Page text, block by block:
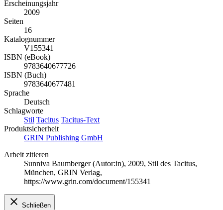
Erscheinungsjahr
2009
Seiten
16
Katalognummer
V155341
ISBN (eBook)
9783640677726
ISBN (Buch)
9783640677481
Sprache
Deutsch
Schlagworte
Stil Tacitus Tacitus-Text
Produktsicherheit
GRIN Publishing GmbH
Arbeit zitieren
Sunniva Baumberger (Autor:in), 2009, Stil des Tacitus,
München, GRIN Verlag,
https://www.grin.com/document/155341
Schließen